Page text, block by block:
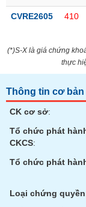
CVRE2605 410
(*)S-X là giá chứng
thực
Thông tin cơ bản
CK cơ sở:
Tổ chức phát
CKCS:
Tổ chức phát
Loại chứng quyền